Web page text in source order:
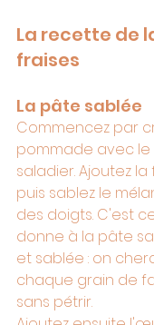
La recette de
fraises
La pâte sablée
Commencez par
pommade avec le
saladier. Ajoutez
puis sablez le
des doigts. C'est
donne à la pâte
et sablée : on
chaque grain de
sans pétrir.